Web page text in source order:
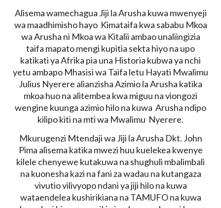
Alisema wamechagua Jiji la Arusha kuwa mwenyeji
wa maadhimisho hayo Kimataifa kwa sababu Mkoa
wa Arusha ni Mkoa wa Kitalii ambao unaliingizia
taifa mapato mengi kupitia sekta hiyo na upo
katikati ya Afrika pia una Historia kubwa ya nchi
yetu ambapo Mhasisi wa Taifa letu Hayati Mwalimu
Julius Nyerere alianzisha Azimio la Arusha katika
mkoa huo na alitembea kwa miguu na viongozi
wengine kuunga azimio hilo na kuwa Arusha ndipo
kilipo kiti na mti wa Mwalimu Nyerere.
Mkurugenzi Mtendaji wa Jiji la Arusha Dkt. John
Pima alisema katika mwezi huu kuelekea kwenye
kilele chenyewe kutakuwa na shughuli mbalimbali
na kuonesha kazi na fani za wadau na kutangaza
vivutio vilivyopo ndani ya jiji hilo na kuwa
wataendelea kushirikiana na TAMUFO na kuwa